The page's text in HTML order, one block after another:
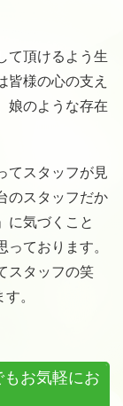
て頂けるよう生
皆様の心の支え
娘のような存在
てスタッフが見
のスタッフだか
に気づくこと
ております。
スタッフの笑
。
お気軽にお